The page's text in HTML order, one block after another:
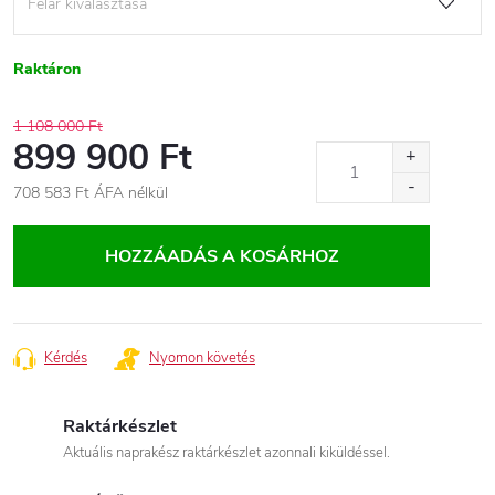
Raktáron
1 108 000 Ft
899 900 Ft
708 583 Ft ÁFA nélkül
HOZZÁADÁS A KOSÁRHOZ
Kérdés Nyomon követés
Raktárkészlet
Aktuális naprakész raktárkészlet azonnali kiküldéssel.